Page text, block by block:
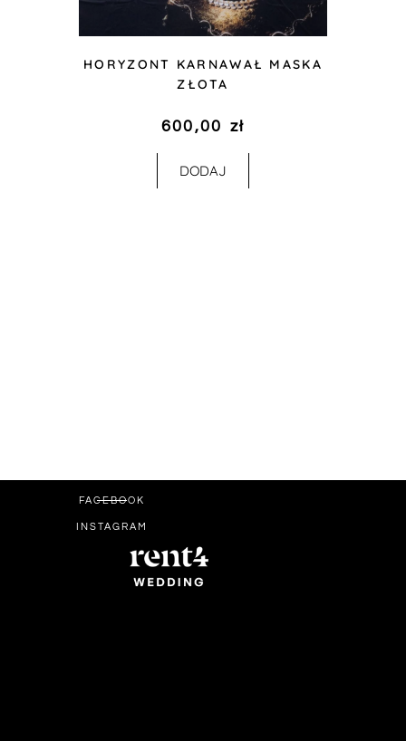
HORYZONT KARNAWAŁ MASKA
ZŁOTA
600,00 zł
DODAJ
FACEBOOK
INSTAGRAM